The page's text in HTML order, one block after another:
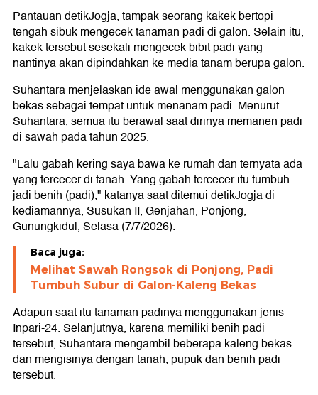
Pantauan detikJogja, tampak seorang kakek bertopi
tengah sibuk mengecek tanaman padi di galon. Selain itu,
kakek tersebut sesekali mengecek bibit padi yang
nantinya akan dipindahkan ke media tanam berupa galon.
Suhantara menjelaskan ide awal menggunakan galon
bekas sebagai tempat untuk menanam padi. Menurut
Suhantara, semua itu berawal saat dirinya memanen padi
di sawah pada tahun 2025.
"Lalu gabah kering saya bawa ke rumah dan ternyata ada
yang tercecer di tanah. Yang gabah tercecer itu tumbuh
jadi benih (padi)," katanya saat ditemui detikJogja di
kediamannya, Susukan II, Genjahan, Ponjong,
Gunungkidul, Selasa (7/7/2026).
Baca juga:
Melihat Sawah Rongsok di Ponjong, Padi
Tumbuh Subur di Galon-Kaleng Bekas
Adapun saat itu tanaman padinya menggunakan jenis
Inpari-24. Selanjutnya, karena memiliki benih padi
tersebut, Suhantara mengambil beberapa kaleng bekas
dan mengisinya dengan tanah, pupuk dan benih padi
tersebut.